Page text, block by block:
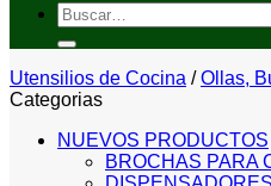
Buscar
por:
Utensilios de Cocina / Ollas,
Categorias
NUEVOS PRODUCTOS
BROCHAS PARA